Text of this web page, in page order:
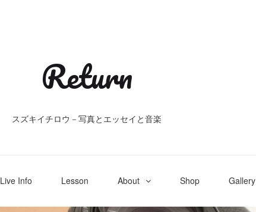
Return
スズキイチロウ－写真とエッセイと音楽
Live Info Lesson About Shop Gallery